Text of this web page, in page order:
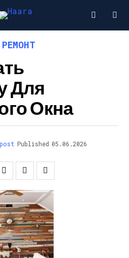
Для
Окна
Published 05.06.2026